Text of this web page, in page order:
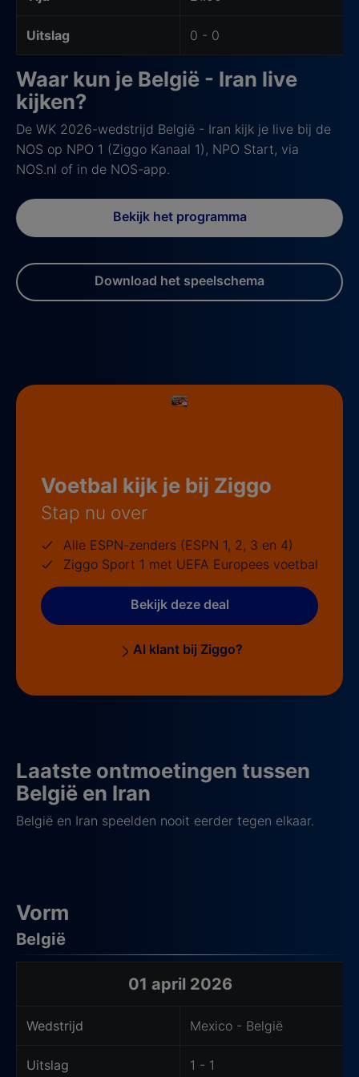
Uitslag 0 - 0
Waar kun je België - Iran live
kijken?
De WK 2026-wedstrijd België - Iran kijk je live bij de
NOS op NPO 1 (Ziggo Kanaal 1), NPO Start, via
NOS.nl of in de NOS-app.
Bekijk het programma
Download het speelschema
Voetbal kijk je bij Ziggo
Stap nu over
Alle ESPN-zenders (ESPN 1, 2, 3 en 4)
Ziggo Sport 1 met UEFA Europees voetbal
Bekijk deze deal
Al klant bij Ziggo?
Laatste ontmoetingen tussen
België en Iran
België en Iran speelden nooit eerder tegen elkaar.
Vorm
België
01 april 2026
Wedstrijd Mexico - België
Uitslag 1 - 1